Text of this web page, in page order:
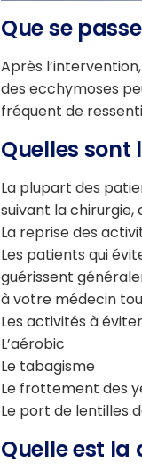
Que se
Après
des ecchymoses
fréquent de
Quelles
La plupart des
suivant la chirurgie,
La reprise des
Les patients qui
guérissent
à votre médecin
Les activités à
L’aérobic
Le tabagisme
Le frottement des
Le port de lentilles
Quelle est la